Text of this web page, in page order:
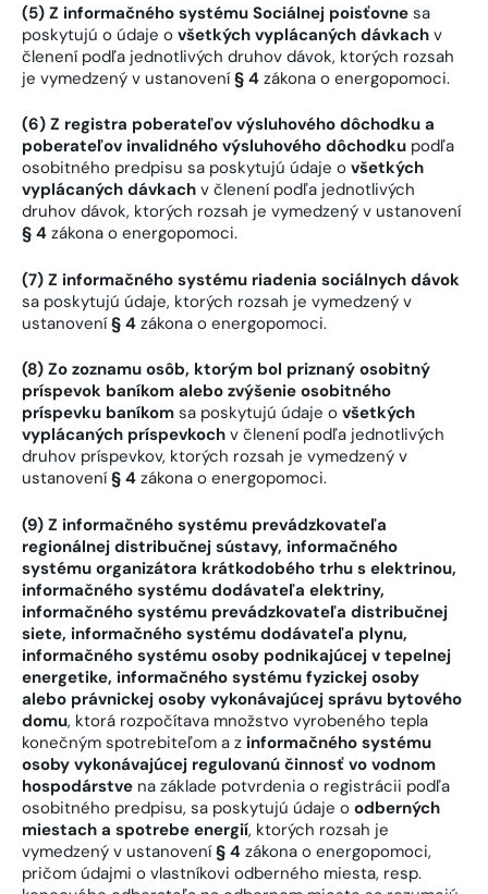
(5) Z informačného systému Sociálnej poisťovne sa
poskytujú o údaje o všetkých vyplácaných dávkach v
členení podľa jednotlivých druhov dávok, ktorých rozsah
je vymedzený v ustanovení§ 4 zákona o energopomoci.
(6) Z registra poberateľov výsluhového dôchodku a
poberateľov invalidného výsluhového dôchodku podľa
osobitného predpisu sa poskytujú údaje o všetkých
vyplácaných dávkach v členení podľa jednotlivých
druhov dávok, ktorých rozsah je vymedzený v ustanovení
§ 4 zákona o energopomoci.
(7) Z informačného systému riadenia sociálnych dávok
sa poskytujú údaje, ktorých rozsah je vymedzený v
ustanovení§ 4 zákona o energopomoci.
(8) Zo zoznamu osôb, ktorým bol priznaný osobitný
príspevok baníkom alebo zvýšenie osobitného
príspevku baníkom sa poskytujú údaje o všetkých
vyplácaných príspevkoch v členení podľa jednotlivých
druhov príspevkov, ktorých rozsah je vymedzený v
ustanovení§ 4 zákona o energopomoci.
(9) Z informačného systému prevádzkovateľa
regionálnej distribučnej sústavy, informačného
systému organizátora krátkodobého trhu s elektrinou,
informačného systému dodávateľa elektriny,
informačného systému prevádzkovateľa distribučnej
siete, informačného systému dodávateľa plynu,
informačného systému osoby podnikajúcej v tepelnej
energetike, informačného systému fyzickej osoby
alebo právnickej osoby vykonávajúcej správu bytového
domu, ktorá rozpočítava množstvo vyrobeného tepla
konečným spotrebiteľom a z informačného systému
osoby vykonávajúcej regulovanú činnosť vo vodnom
hospodárstve na základe potvrdenia o registrácii podľa
osobitného predpisu, sa poskytujú údaje o odberných
miestach a spotrebe energií, ktorých rozsah je
vymedzený v ustanovení§ 4 zákona o energopomoci,
pričom údajmi o vlastníkovi odberného miesta, resp.